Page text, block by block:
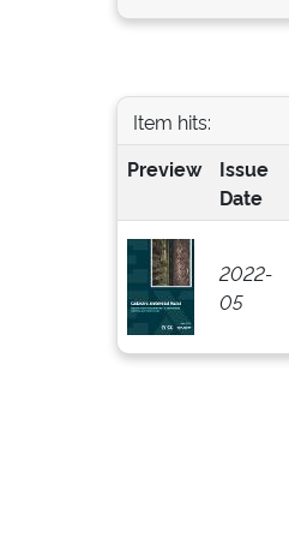
Item hits:
Preview
Issue
Date
2022-
05